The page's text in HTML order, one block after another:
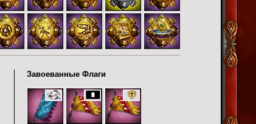
Завоеванные Флаги